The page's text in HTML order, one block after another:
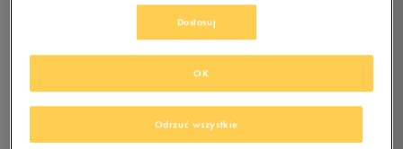
Produkt niedostępny
Jeśli artykuł będzie ponownie dostępny, otrzymasz od nas powiadomienie.
Dostosuj
Odrzuć wszystkie
OK